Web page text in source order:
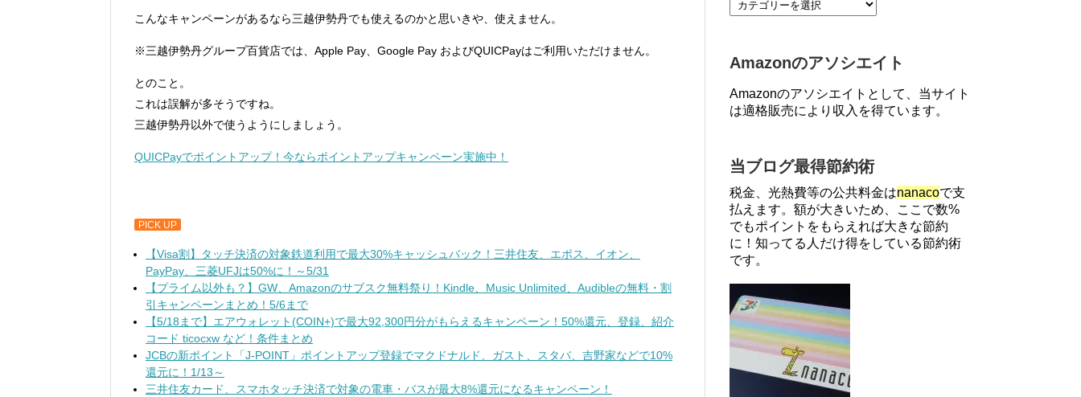
こんなキャンペーンがあるなら三越伊勢丹でも使えるのかと思いきや、使えません。
※三越伊勢丹グループ百貨店では、Apple Pay、Google Pay およびQUICPayはご利用いただけません。
とのこと。
これは誤解が多そうですね。
三越伊勢丹以外で使うようにしましょう。
QUICPayでポイントアップ！今ならポイントアップキャンペーン実施中！
PICK UP
【Visa割】タッチ決済の対象鉄道利用で最大30%キャッシュバック！三井住友、エポス、イオン、
PayPay、三菱UFJは50%に！～5/31
【プライム以外も？】GW、Amazonのサブスク無料祭り！Kindle、Music Unlimited、Audibleの無料・割
引キャンペーンまとめ！5/6まで
【5/18まで】エアウォレット(COIN+)で最大92,300円分がもらえるキャンペーン！50%還元、登録、紹介
コード ticocxw など！条件まとめ
JCBの新ポイント「J-POINT」ポイントアップ登録でマクドナルド、ガスト、スタバ、吉野家などで10%
還元に！1/13～
三井住友カード、スマホタッチ決済で対象の電車・バスが最大8%還元になるキャンペーン！
【7/21まで】エアウォレット
元、登録、紹介コード wtffz4c
【2倍増量】PayPayカード、ま
るごとフラットリボ登録と3回
ソニーフィナンシャルグループ
の株主限定！2万円もらえる口
座開設キャンペーン。7/31まで
【対象者限定】楽天ペイで決済
【解決】マリオットボンヴォイ
にログインできない、パスワー
ド変更不可の原因はコレでし
た。
デジタルギフト改悪でいろいろ
Amazonのアソシエイト
Amazonのアソシエイトとして、当サイト
は適格販売により収入を得ています。
当ブログ最得節約術
税金、光熱費等の公共料金はnanacoで支
払えます。額が大きいため、ここで数%
でもポイントをもらえれば大きな節約
に！知ってる人だけ得をしている節約術
です。